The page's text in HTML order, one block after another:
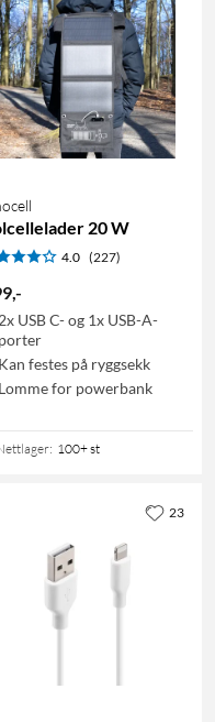
20 W
4.0 (227)
,-
2x USB C- og 1x USB-A-
porter
Kan festes på ryggsekk
Lomme for powerbank
: 100+ st
23